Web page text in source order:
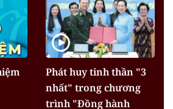
Phát huy tinh thần "3
nhất" trong chương
trình "Đồng hành